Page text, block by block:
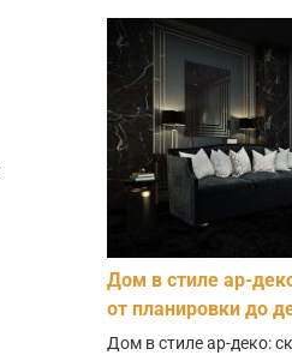
Дом в стиле ар-
от планировки до
Дом в стиле ар-деко: